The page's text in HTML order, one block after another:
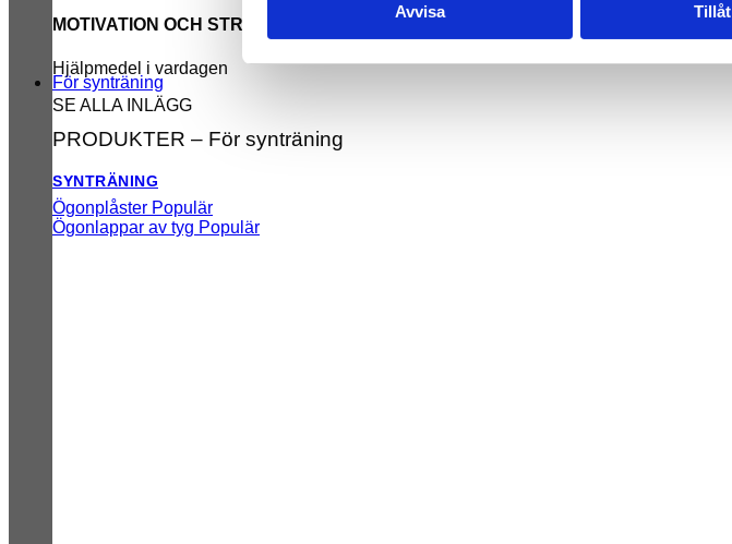
Avvisa
MOTIVATION OCH STRUKTUR
Hjälpmedel i vardagen
SE ALLA INLÄGG
För synträning
PRODUKTER – För synträning
SYNTRÄNING
Ögonplåster
Ögonlappar av tyg